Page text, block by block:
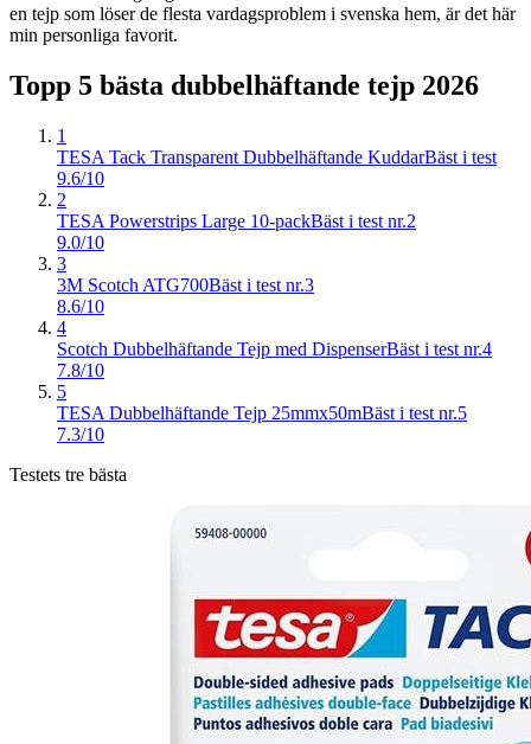
en tejp som löser de flesta vardagsproblem i svenska hem, är det här
min personliga favorit.
Topp 5 bästa dubbelhäftande tejp 2026
1
TESA Tack Transparent Dubbelhäftande KuddarBäst i test
9.6/10
2
TESA Powerstrips Large 10-packBäst i test nr.2
9.0/10
3
3M Scotch ATG700Bäst i test nr.3
8.6/10
4
Scotch Dubbelhäftande Tejp med DispenserBäst i test nr.4
7.8/10
5
TESA Dubbelhäftande Tejp 25mmx50mBäst i test nr.5
7.3/10
Testets tre bästa